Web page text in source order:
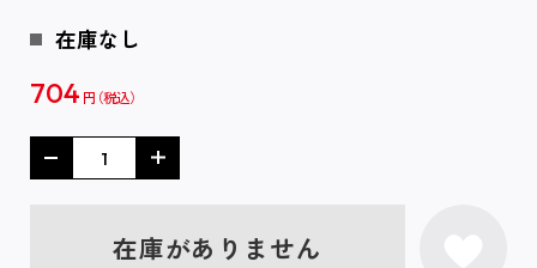
在庫なし
704 円
在庫がありません